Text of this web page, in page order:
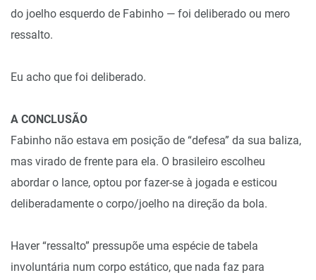
do joelho esquerdo de Fabinho — foi deliberado ou mero
ressalto.
Eu acho que foi deliberado.
A CONCLUSÃO
Fabinho não estava em posição de “defesa” da sua baliza,
mas virado de frente para ela. O brasileiro escolheu
abordar o lance, optou por fazer-se à jogada e esticou
deliberadamente o corpo/joelho na direção da bola.
Haver “ressalto” pressupõe uma espécie de tabela
involuntária num corpo estático, que nada faz para